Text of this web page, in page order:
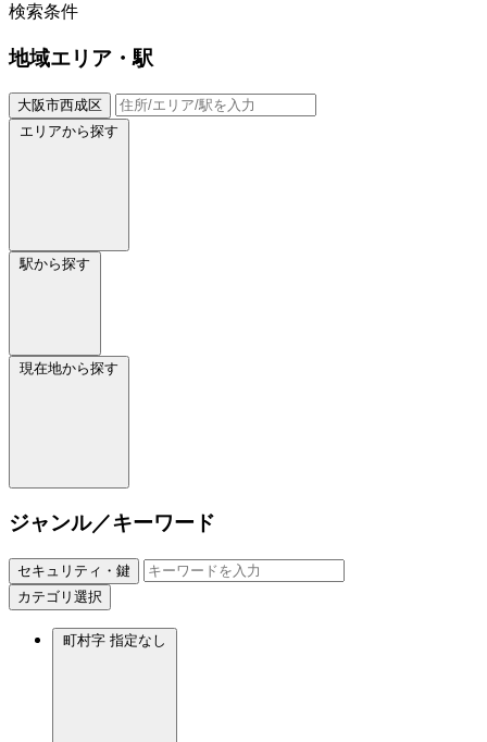
検索条件
地域エリア・駅
大阪市西成区
エリアから探す
駅から探す
現在地から探す
ジャンル／キーワード
セキュリティ・鍵
カテゴリ選択
町村字 指定なし